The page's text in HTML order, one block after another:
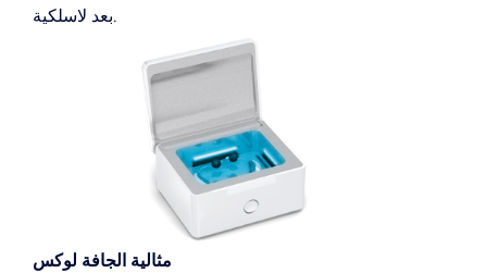
بعد لاسلكية.
مثالية الجافة لوكس